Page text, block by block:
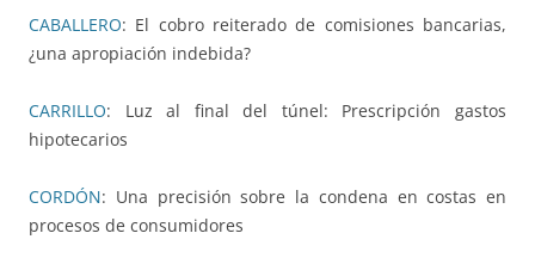
CABALLERO: El cobro reiterado de comisiones bancarias,
¿una apropiación indebida?
CARRILLO: Luz al final del túnel: Prescripción gastos
hipotecarios
CORDÓN: Una precisión sobre la condena en costas en
procesos de consumidores